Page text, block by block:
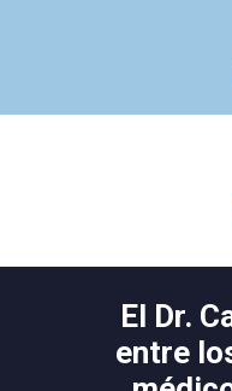
El Dr.
entre
Cuadro